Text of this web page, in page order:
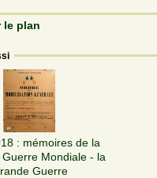
le plan
: mémoires de la
Mondiale - la
Guerre